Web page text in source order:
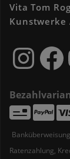
Vita Tom
Kunstwerke
Ratenzahlung,